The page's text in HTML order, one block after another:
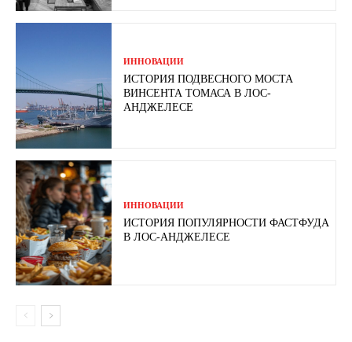
ИННОВАЦИИ
ИСТОРИЯ ПОДВЕСНОГО МОСТА
ВИНСЕНТА ТОМАСА В ЛОС-
АНДЖЕЛЕСЕ
ИННОВАЦИИ
ИСТОРИЯ ПОПУЛЯРНОСТИ ФАСТФУДА
В ЛОС-АНДЖЕЛЕСЕ